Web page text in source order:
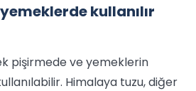
kullanılır
pişirmede ve yemeklerin
Himalaya tuzu, diğer